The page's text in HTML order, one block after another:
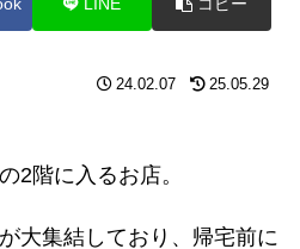
24.02.07 25.05.29
2階に入るお店。
大集結しており、帰宅前に